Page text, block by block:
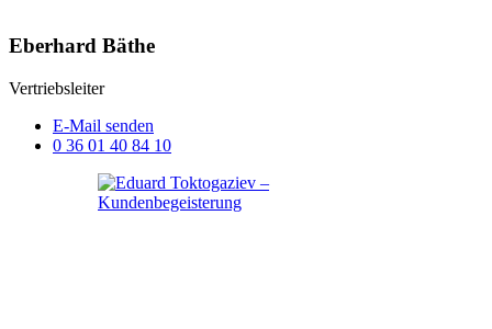
Eberhard Bäthe
Vertriebsleiter
E-Mail senden
0 36 01 40 84 10